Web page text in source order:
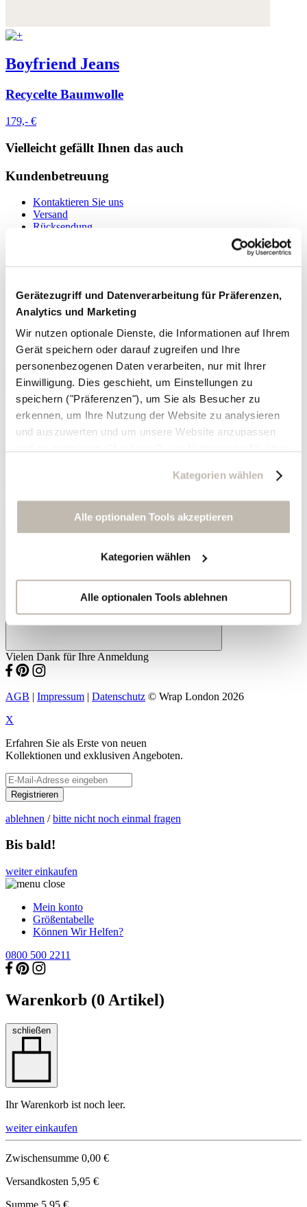
Gerätezugriff und Datenverarbeitung für Präferenzen,
Analytics und Marketing
Wir nutzen optionale Dienste, die Informationen auf Ihrem
Gerät speichern oder darauf zugreifen und Ihre
personenbezogenen Daten verarbeiten, nur mit Ihrer
Einwilligung. Dies geschieht, um Einstellungen zu
speichern ("Präferenzen"), um Sie als Besucher zu
erkennen, um Ihre Nutzung der Website zu analysieren
und auszuwerten und um unsere Website anzupassen
zu erstellen, um personalisierte Werbung auszuliefern,
Sie erneut mit Werbung anzusprechen sowie um unsere
Werbekampagnen auszuwerten ("Marketing").
Ihre Daten werden mit Dienstanbietern geteilt, die wir in
der Datenschutzerklärung genauer auflisten oder wenn
Sie auf "Kategorien wählen" klicken.
Indem Sie auf "Alle optionalen Tools akzeptieren" klicken,
wie zuvor beschrieben einverstanden.
Sie können Ihre Einwilligung jederzeit anpassen oder für
Weitere Informationen:Datenschutz
AGB
Kategorien wählen
Alle optionalen Tools akzeptieren
Kategorien wählen
Alle optionalen Tools ablehnen
Boyfriend Jeans
Recycelte Baumwolle
179,- €
Vielleicht gefällt Ihnen das auch
Kundenbetreuung
Kontaktieren Sie uns
Versand
Rücksendung
Können wir helfen?
Erfahren Sie mehr über uns
Willkommen bei Wrap London
Unsere Slow Fashion-Story
Postkarten von Wrap London
Medienanfragen
Besuchen Sie uns
Besuchen Sie uns in London
Nach Vereinbarung
Barrierefreiheit
Abonnieren Sie unseren Newsletter
Vielen Dank für Ihre Anmeldung
AGB | Impressum | Datenschutz © Wrap London 2026
X
Erfahren Sie als Erste von neuen
Kollektionen und exklusiven Angeboten.
Registrieren
ablehnen /bitte nicht noch einmal fragen
Bis bald!
weiter einkaufen
Mein konto
Größentabelle
Können Wir Helfen?
0800 500 2211
Warenkorb (0 Artikel)
schließen
Ihr Warenkorb ist noch leer.
weiter einkaufen
Zwischensumme 0,00 €
Versandkosten 5,95 €